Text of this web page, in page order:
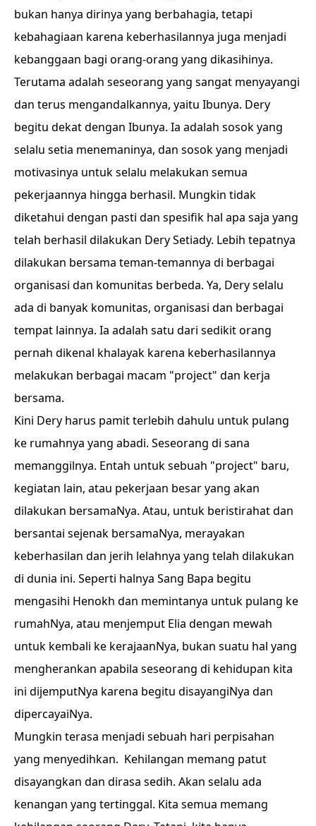
bukan hanya dirinya yang berbahagia, tetapi
kebahagiaan karena keberhasilannya juga menjadi
kebanggaan bagi orang-orang yang dikasihinya.
Terutama adalah seseorang yang sangat menyayangi
dan terus mengandalkannya, yaitu Ibunya. Dery
begitu dekat dengan Ibunya. Ia adalah sosok yang
selalu setia menemaninya, dan sosok yang menjadi
motivasinya untuk selalu melakukan semua
pekerjaannya hingga berhasil. Mungkin tidak
diketahui dengan pasti dan spesifik hal apa saja yang
telah berhasil dilakukan Dery Setiady. Lebih tepatnya
dilakukan bersama teman-temannya di berbagai
organisasi dan komunitas berbeda. Ya, Dery selalu
ada di banyak komunitas, organisasi dan berbagai
tempat lainnya. Ia adalah satu dari sedikit orang
pernah dikenal khalayak karena keberhasilannya
melakukan berbagai macam "project" dan kerja
bersama.
Kini Dery harus pamit terlebih dahulu untuk pulang
ke rumahnya yang abadi. Seseorang di sana
memanggilnya. Entah untuk sebuah "project" baru,
kegiatan lain, atau pekerjaan besar yang akan
dilakukan bersamaNya. Atau, untuk beristirahat dan
bersantai sejenak bersamaNya, merayakan
keberhasilan dan jerih lelahnya yang telah dilakukan
di dunia ini. Seperti halnya Sang Bapa begitu
mengasihi Henokh dan memintanya untuk pulang ke
rumahNya, atau menjemput Elia dengan mewah
untuk kembali ke kerajaanNya, bukan suatu hal yang
mengherankan apabila seseorang di kehidupan kita
ini dijemputNya karena begitu disayangiNya dan
dipercayaiNya.
Mungkin terasa menjadi sebuah hari perpisahan
yang menyedihkan. Kehilangan memang patut
disayangkan dan dirasa sedih. Akan selalu ada
kenangan yang tertinggal. Kita semua memang